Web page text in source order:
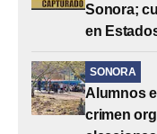
Sonora;
en
SONORA
Alumnos
crimen